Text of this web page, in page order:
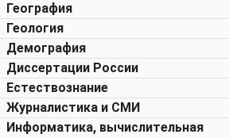
География
Геология
Демография
Диссертации России
Естествознание
Журналистика и СМИ
Информатика, вычислительная